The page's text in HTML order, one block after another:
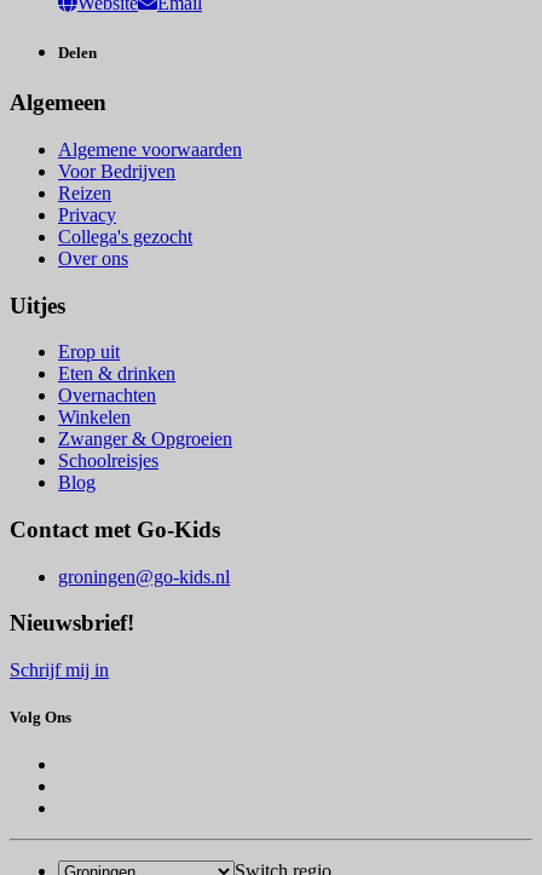
Delen
Algemeen
Algemene voorwaarden
Voor Bedrijven
Reizen
Privacy
Collega's gezocht
Over ons
Uitjes
Erop uit
Eten & drinken
Overnachten
Winkelen
Zwanger & Opgroeien
Schoolreisjes
Blog
Contact met Go-Kids
groningen@go-kids.nl
Nieuwsbrief!
Schrijf mij in
Volg Ons